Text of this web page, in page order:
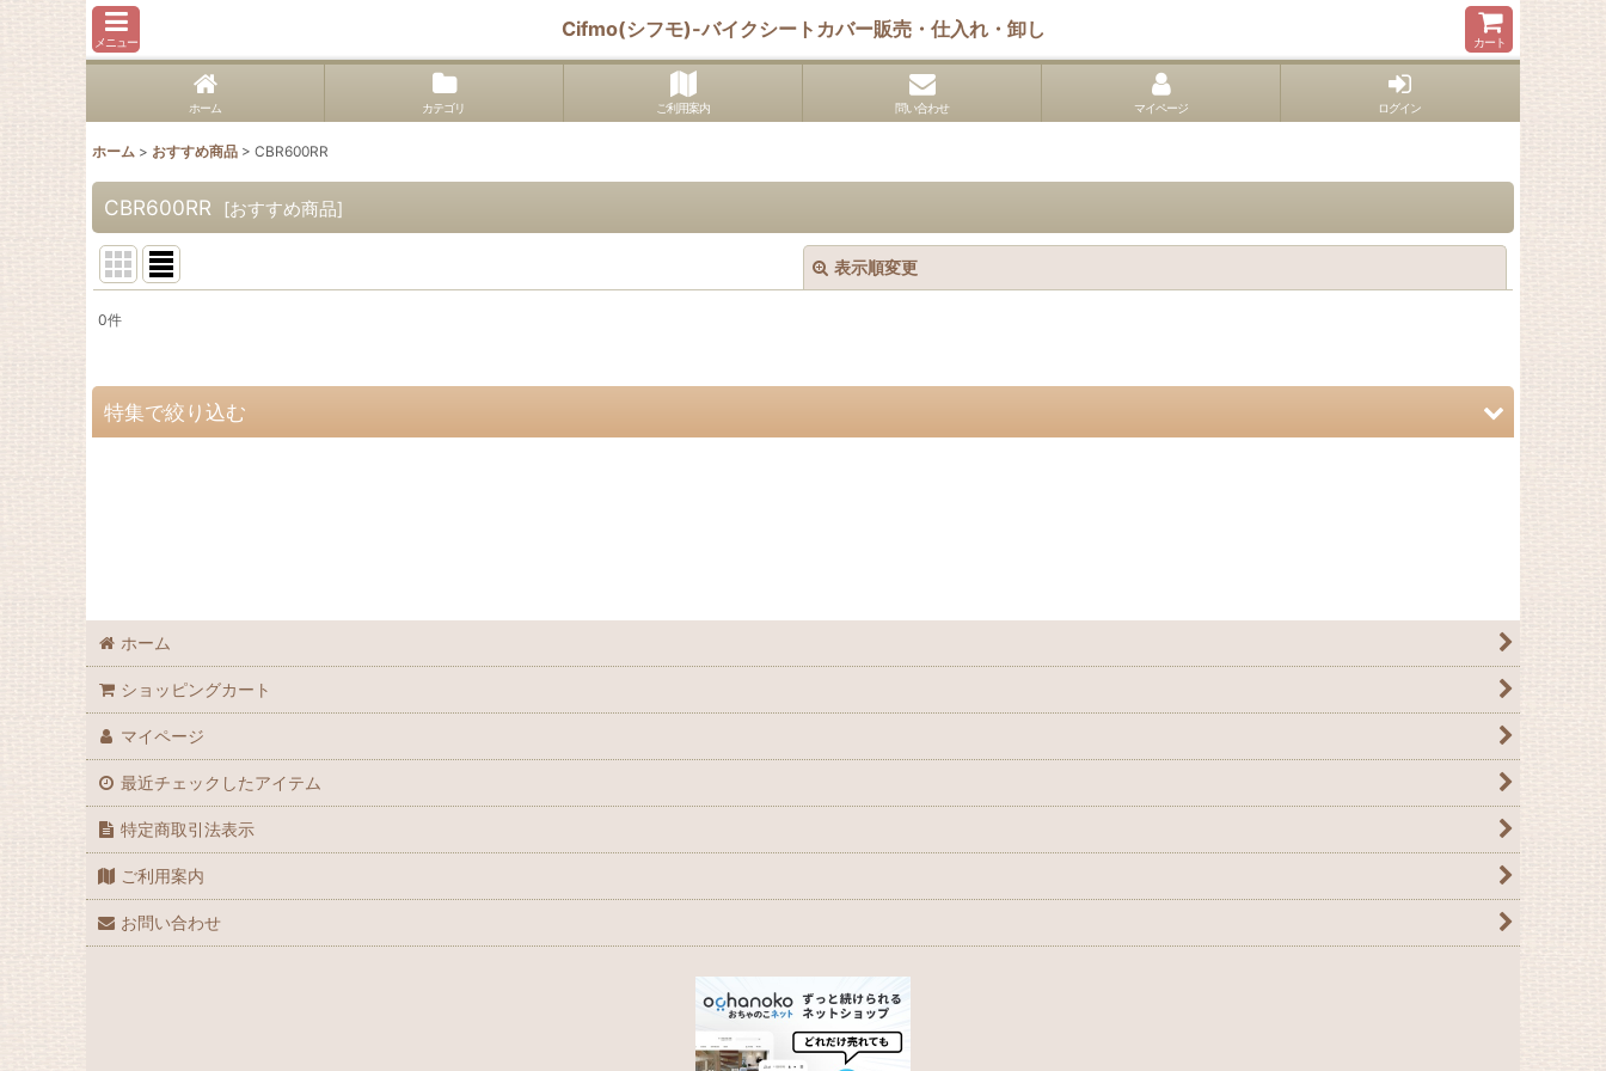
メニュー
Cifmo(シフモ)-バイクシートカバー販売・仕入れ・卸し
カート
ホーム カテゴリ ご利用案内 問い合わせ マイページ ログイン
ホーム > おすすめ商品 > CBR600RR
CBR600RR [おすすめ商品]
表示順変更
並び順 :
0件
特集で絞り込む
Ninja H2
Ninja ZX-10R
Ninja ZX-10R SE
Ninja ZX-10RR
Ninja ZX-14
ホーム
ショッピングカート
マイページ
最近チェックしたアイテム
特定商取引法表示
ご利用案内
お問い合わせ